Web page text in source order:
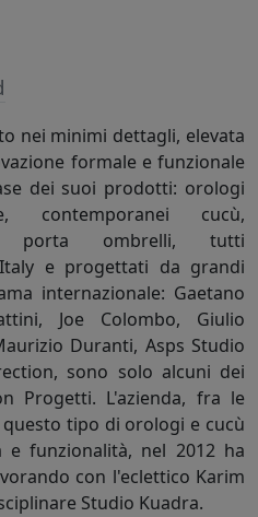
nei minimi dettagli, elevata
formale e funzionale
dei suoi prodotti: orologi
contemporanei cucù,
porta ombrelli, tutti
e progettati da grandi
internazionale: Gaetano
Joe Colombo, Giulio
Duranti, Asps Studio
sono solo alcuni dei
Progetti. L'azienda, fra le
tipo di orologi e cucù
e funzionalità, nel 2012 ha
con l'eclettico Karim
Studio Kuadra.